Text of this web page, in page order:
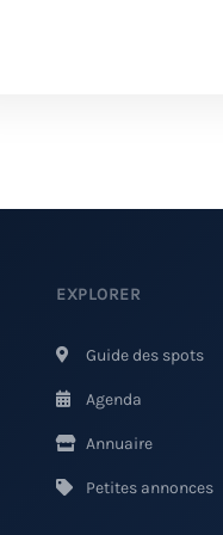
EXPLORER
Guide des spots
Agenda
Annuaire
Petites annonces